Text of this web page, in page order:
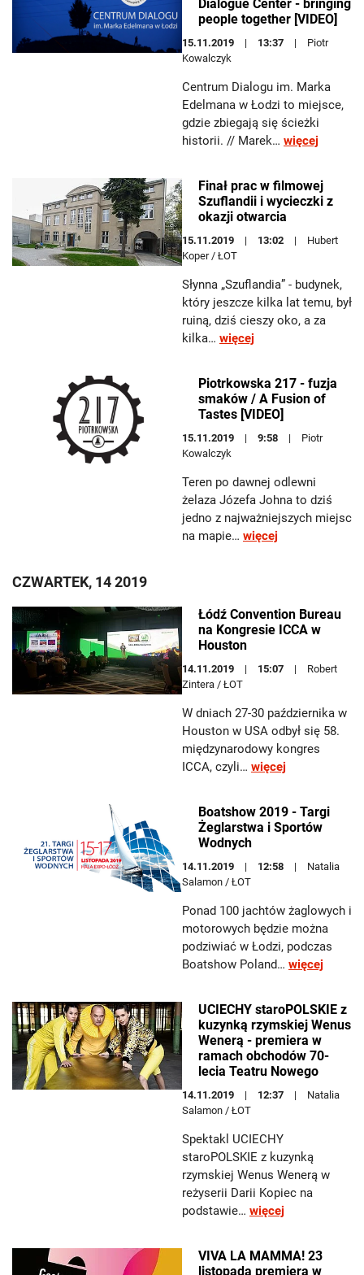
Dialogue Center - bringing
people together [VIDEO]
15.11.2019 13:37
Piotr
Kowalczyk
Centrum Dialogu im. Marka
Edelmana w Łodzi to miejsce,
gdzie zbiegają się ścieżki
historii. // Marek… więcej
Finał prac w filmowej
Szuflandii i wycieczki z
okazji otwarcia
15.11.2019 13:02
Hubert
Koper / ŁOT
Słynna „Szuflandia” - budynek,
który jeszcze kilka lat temu, był
ruiną, dziś cieszy oko, a za
kilka… więcej
Piotrkowska 217 - fuzja
smaków / A Fusion of
Tastes [VIDEO]
15.11.2019 9:58
Piotr
Kowalczyk
Teren po dawnej odlewni
żelaza Józefa Johna to dziś
jedno z najważniejszych miejsc
na mapie… więcej
CZWARTEK, 14 2019
Łódź Convention Bureau
na Kongresie ICCA w
Houston
14.11.2019 15:07
Robert
Zintera / ŁOT
W dniach 27-30 października w
Houston w USA odbył się 58.
międzynarodowy kongres
ICCA, czyli… więcej
Boatshow 2019 - Targi
Żeglarstwa i Sportów
Wodnych
14.11.2019 12:58
Natalia
Salamon / ŁOT
Ponad 100 jachtów żaglowych i
motorowych będzie można
podziwiać w Łodzi, podczas
Boatshow Poland… więcej
UCIECHY staroPOLSKIE z
kuzynką rzymskiej Wenus
Wenerą - premiera w
ramach obchodów 70-
lecia Teatru Nowego
14.11.2019 12:37
Natalia
Salamon / ŁOT
Spektakl UCIECHY
staroPOLSKIE z kuzynką
rzymskiej Wenus Wenerą w
reżyserii Darii Kopiec na
podstawie… więcej
VIVA LA MAMMA! 23
listopada premiera w